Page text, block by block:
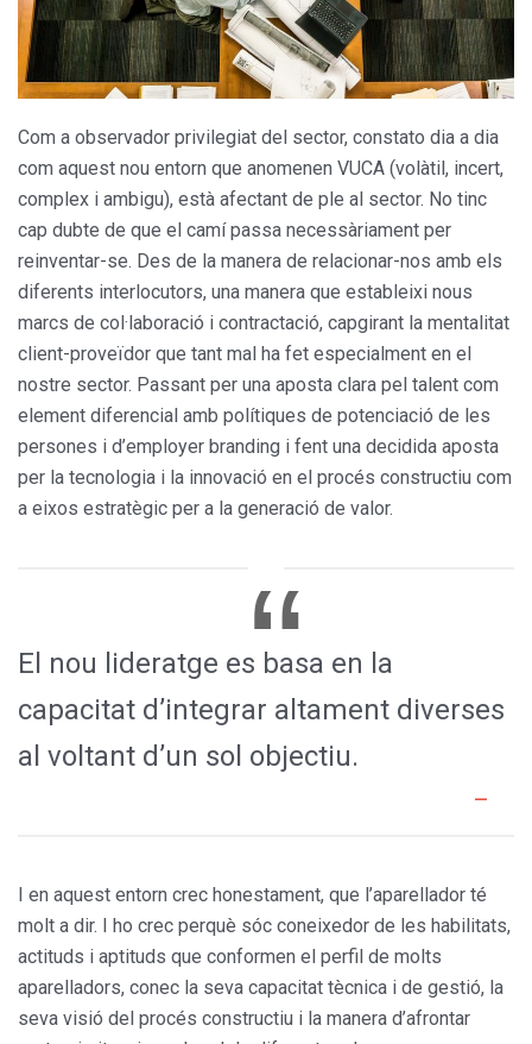
Com a observador privilegiat del sector, constato dia a dia
com aquest nou entorn que anomenen VUCA (volàtil, incert,
complex i ambigu), està afectant de ple al sector. No tinc
cap dubte de que el camí passa necessàriament per
reinventar-se. Des de la manera de relacionar-nos amb els
diferents interlocutors, una manera que estableixi nous
marcs de col·laboració i contractació, capgirant la mentalitat
client-proveïdor que tant mal ha fet especialment en el
nostre sector. Passant per una aposta clara pel talent com
element diferencial amb polítiques de potenciació de les
persones i d’employer branding i fent una decidida aposta
per la tecnologia i la innovació en el procés constructiu com
a eixos estratègic per a la generació de valor.
El nou lideratge es basa en la
capacitat d’integrar altament diverses
al voltant d’un sol objectiu.
I en aquest entorn crec honestament, que l’aparellador té
molt a dir. I ho crec perquè sóc coneixedor de les habilitats,
actituds i aptituds que conformen el perfil de molts
aparelladors, conec la seva capacitat tècnica i de gestió, la
seva visió del procés constructiu i la manera d’afrontar